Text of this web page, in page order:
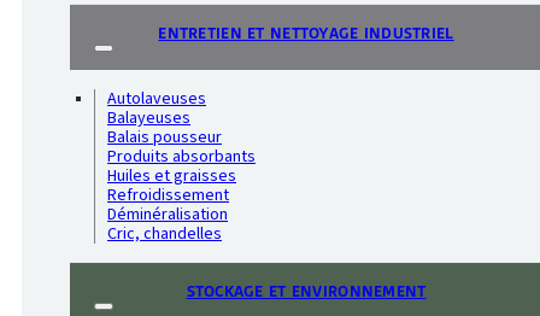
ENTRETIEN ET NETTOYAGE INDUSTRIEL
Autolaveuses
Balayeuses
Balais pousseur
Produits absorbants
Huiles et graisses
Refroidissement
Déminéralisation
Cric, chandelles
STOCKAGE ET ENVIRONNEMENT